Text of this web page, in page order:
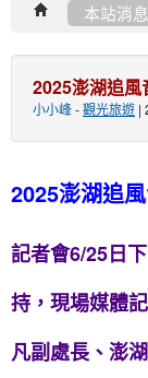
本站消息
2025澎湖追風
小小峰-觀光旅遊 |
2025澎湖追
記者會6/25日
持，現場媒體
凡副處長、澎